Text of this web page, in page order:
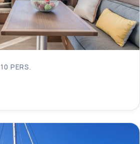
10 PERS.